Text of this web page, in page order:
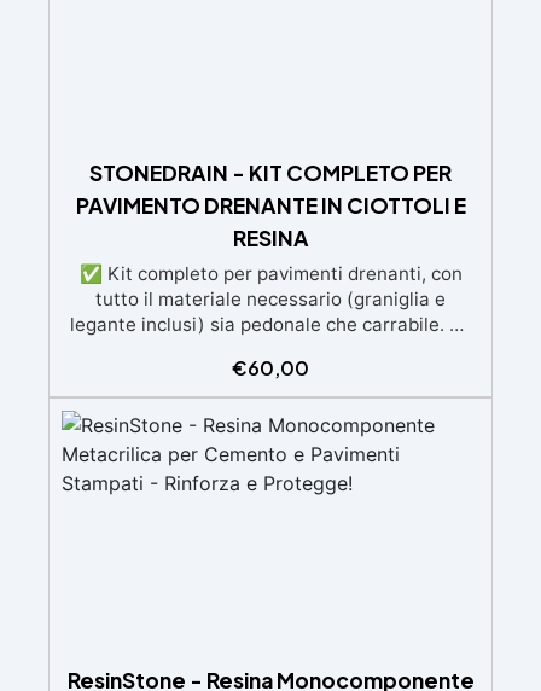
STONEDRAIN - KIT COMPLETO PER
PAVIMENTO DRENANTE IN CIOTTOLI E
RESINA
✅ Kit completo per pavimenti drenanti, con
tutto il materiale necessario (graniglia e
legante inclusi) sia pedonale che carrabile. ✅
risultati impeccabili, senza bisogno di
esperienza, con assistenza video/telefonica
gratuita ✅ Economico e Veloce: rinnova le
superfici con una spesa minima, evitando
costosi lavori di ripristino, in appena 24h ✅
Versatile e personalizzabile: adatto a cemento,
€60,00
ResinStone - Resina Monocomponente